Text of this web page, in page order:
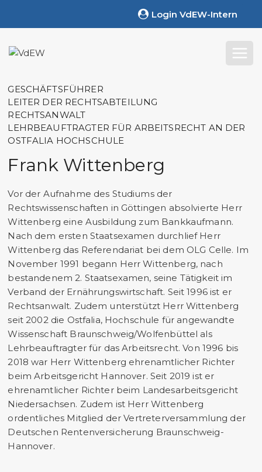
Login VdEW-Intern
GESCHÄFTSFÜHRER
LEITER DER RECHTSABTEILUNG
RECHTSANWALT
LEHRBEAUFTRAGTER FÜR ARBEITSRECHT AN DER
OSTFALIA HOCHSCHULE
Frank Wittenberg
Vor der Aufnahme des Studiums der
Rechtswissenschaften in Göttingen absolvierte Herr
Wittenberg eine Ausbildung zum Bankkaufmann.
Nach dem ersten Staatsexamen durchlief Herr
Wittenberg das Referendariat bei dem OLG Celle. Im
November 1991 begann Herr Wittenberg, nach
bestandenem 2. Staatsexamen, seine Tätigkeit im
Verband der Ernährungswirtschaft. Seit 1996 ist er
Rechtsanwalt. Zudem unterstützt Herr Wittenberg
seit 2002 die Ostfalia, Hochschule für angewandte
Wissenschaft Braunschweig/Wolfenbüttel als
Lehrbeauftragter für das Arbeitsrecht. Von 1996 bis
2018 war Herr Wittenberg ehrenamtlicher Richter
beim Arbeitsgericht Hannover. Seit 2019 ist er
ehrenamtlicher Richter beim Landesarbeitsgericht
Niedersachsen. Zudem ist Herr Wittenberg
ordentliches Mitglied der Vertreterversammlung der
Deutschen Rentenversicherung Braunschweig-
Hannover.